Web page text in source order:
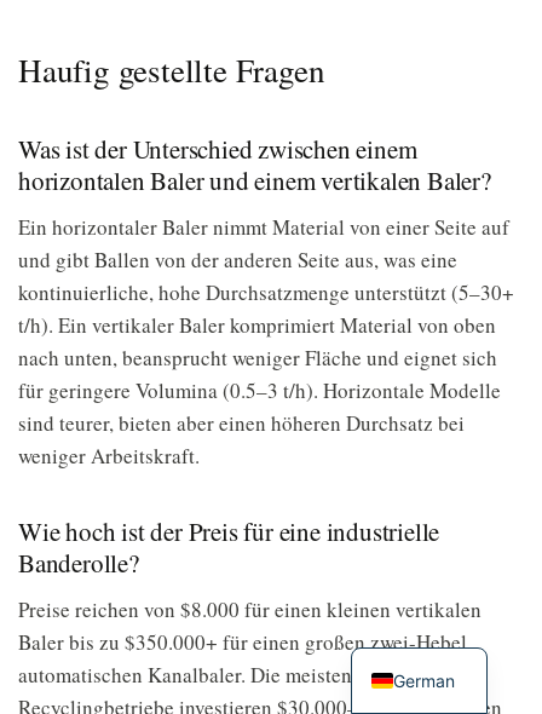
Haufig gestellte Fragen
Was ist der Unterschied zwischen einem
horizontalen Baler und einem vertikalen Baler?
Ein horizontaler Baler nimmt Material von einer Seite auf
und gibt Ballen von der anderen Seite aus, was eine
kontinuierliche, hohe Durchsatzmenge unterstützt (5–30+
t/h). Ein vertikaler Baler komprimiert Material von oben
nach unten, beansprucht weniger Fläche und eignet sich
für geringere Volumina (0.5–3 t/h). Horizontale Modelle
sind teurer, bieten aber einen höheren Durchsatz bei
weniger Arbeitskraft.
Wie hoch ist der Preis für eine industrielle
Banderolle?
Preise reichen von $8.000 für einen kleinen vertikalen
Baler bis zu $350.000+ für einen großen zwei-Hebel
automatischen Kanalbaler. Die meisten mittelgroßen
Recyclingbetriebe investieren $30.000–$80.000 in einen
German